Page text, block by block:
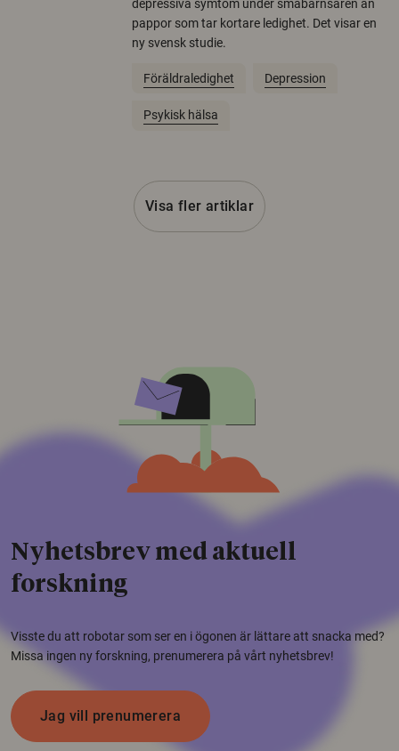
depressiva symtom under småbarnsåren än
pappor som tar kortare ledighet. Det visar en
ny svensk studie.
Föräldraledighet Depression
Psykisk hälsa
Visa fler artiklar
Nyhetsbrev med aktuell
forskning
Visste du att robotar som ser en i ögonen är lättare att snacka med?
Missa ingen ny forskning, prenumerera på vårt nyhetsbrev!
Jag vill prenumerera